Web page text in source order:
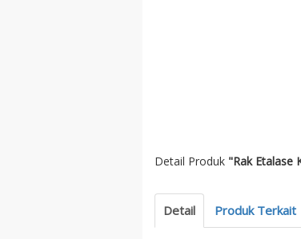
Detail Produk "Rak Etalase
Detail Produk Terkait